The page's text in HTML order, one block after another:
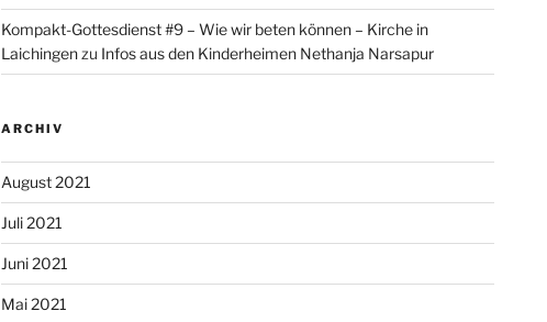
Kompakt-Gottesdienst #9 – Wie wir beten können – Kirche in
Laichingenzu Infos aus den Kinderheimen Nethanja Narsapur
ARCHIV
August 2021
Juli 2021
Juni 2021
Mai 2021